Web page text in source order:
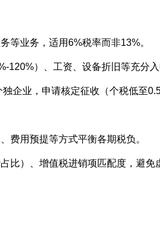
等业务，适用6%税率而非13%。
120%）、工资、设备折旧等充分
企业，申请核定征收（个税低至
费用预提等方式平衡各期税负。
比）、增值税进销项匹配度，避